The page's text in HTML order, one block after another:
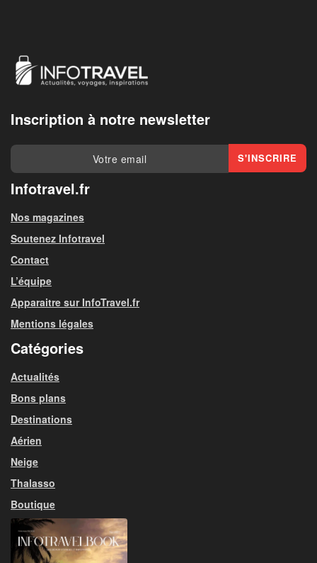
Inscription à notre newsletter
Infotravel.fr
Nos magazines
Soutenez Infotravel
Contact
L’équipe
Apparaitre sur InfoTravel.fr
Mentions légales
Catégories
Actualités
Bons plans
Destinations
Aérien
Neige
Thalasso
Boutique